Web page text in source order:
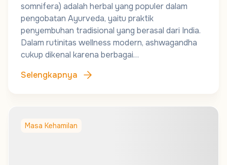
somnifera) adalah herbal yang populer dalam
pengobatan Ayurveda, yaitu praktik
penyembuhan tradisional yang berasal dari India.
Dalam rutinitas wellness modern, ashwagandha
cukup dikenal karena berbagai…
Selengkapnya
Masa Kehamilan